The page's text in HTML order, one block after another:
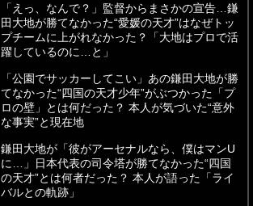
「えっ、なんで？」監督からまさかの宣告…鎌
田大地が勝てなかった“愛媛の天才”はなぜトッ
プチームに上がれなかった？「大地はプロで活
躍しているのに…と」
「公園でサッカーしてこい」あの鎌田大地が勝
てなかった“四国の天才少年”がぶつかった「プ
ロの壁」とは何だった？ 本人が気づいた“意外
な事実”と現在地
鎌田大地が「彼がアーセナルなら、僕はマンU
に…」日本代表の司令塔が勝てなかった“四国
の天才”とは何者だった？ 本人が語った「ライ
バルとの軌跡」